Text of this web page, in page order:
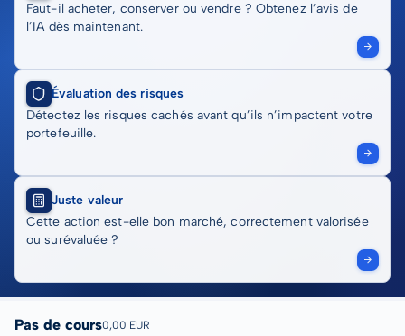
Faut-il acheter, conserver ou vendre ? Obtenez l’avis de
l’IA dès maintenant.
Évaluation des risques
Détectez les risques cachés avant qu’ils n’impactent votre
portefeuille.
Juste valeur
Cette action est-elle bon marché, correctement valorisée
ou surévaluée ?
Pas de cours0,00 EUR